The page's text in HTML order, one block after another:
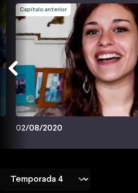
Capítulo anterior
02/08/2020